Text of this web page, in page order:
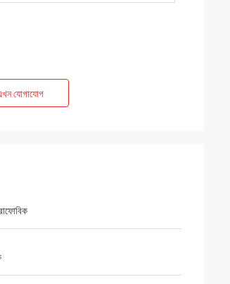
যোগাযোগ